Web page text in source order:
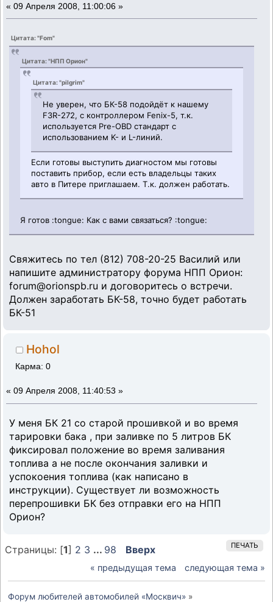
« 09 Апреля 2008, 11:00:06 »
Цитата: "Fom"
Цитата: "НПП Орион"
Цитата: "pilgrim"
Не уверен, что БК-58 подойдёт к нашему
F3R-272, с контроллером Fenix-5, т.к.
используется Pre-OBD стандарт с
использованием K- и L-линий.
Если готовы выступить диагностом мы готовы
поставить прибор, если есть владельцы таких
авто в Питере приглашаем. Т.к. должен работать.
Я готов :tongue: Как с вами связаться? :tongue:
Свяжитесь по тел (812) 708-20-25 Василий или
напишите администратору форума НПП Орион:
forum@orionspb.ru и договоритесь о встречи.
Должен заработать БК-58, точно будет работать
БК-51
Hohol
Карма: 0
« 09 Апреля 2008, 11:40:53 »
У меня БК 21 со старой прошивкой и во время
тарировки бака , при заливке по 5 литров БК
фиксировал положение во время заливания
топлива а не после окончания заливки и
успокоения топлива (как написано в
инструкции). Существует ли возможность
перепрошивки БК без отправки его на НПП
Орион?
ПЕЧАТЬ
Страницы: [1] 2 3 ... 98 Вверх
« предыдущая тема следующая тема »
Форум любителей автомобилей «Москвич» »